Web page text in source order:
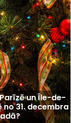
un Île-de-
31. decembra